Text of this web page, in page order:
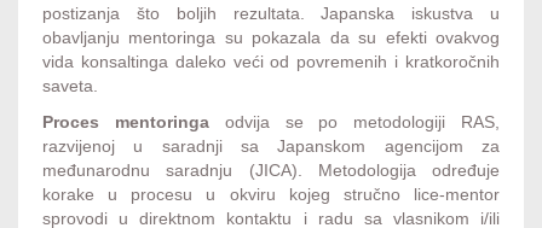
postizanja što boljih rezultata. Japanska iskustva u
obavljanju mentoringa su pokazala da su efekti ovakvog
vida konsaltinga daleko veći od povremenih i kratkoročnih
saveta.
Proces mentoringaodvija se po metodologiji RAS,
razvijenoj u saradnji sa Japanskom agencijom za
međunarodnu saradnju (JICA). Metodologija određuje
korake u procesu u okviru kojeg stručno lice-mentor
sprovodi u direktnom kontaktu i radu sa vlasnikom i/ili